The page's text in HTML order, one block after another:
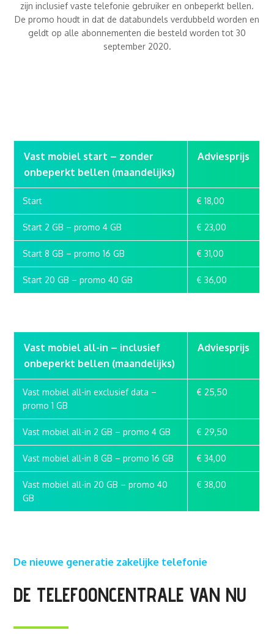
zijn inclusief vaste telefonie gebruiker en onbeperkt bellen.
De promo houdt in dat de databundels verdubbeld worden en
geldt op alle abonnementen die besteld worden tot 30
september 2020.
Vast mobiel start – zonder
onbeperkt bellen (maandelijks)
Adviesprijs
Start € 18,00
Start 2 GB – promo 4 GB € 23,00
Start 8 GB – promo 16 GB € 31,00
Start 20 GB – promo 40 GB € 36,00
Vast mobiel all-in – inclusief
onbeperkt bellen (maandelijks)
Adviesprijs
Vast mobiel all-in exclusief data –
promo 1 GB
€ 25,50
Vast mobiel all-in 2 GB – promo 4 GB € 29,50
Vast mobiel all-in 8 GB – promo 16 GB € 34,00
Vast mobiel all-in 20 GB – promo 40
GB
€ 38,00
De nieuwe generatie zakelijke telefonie
DE TELEFOONCENTRALE VAN NU